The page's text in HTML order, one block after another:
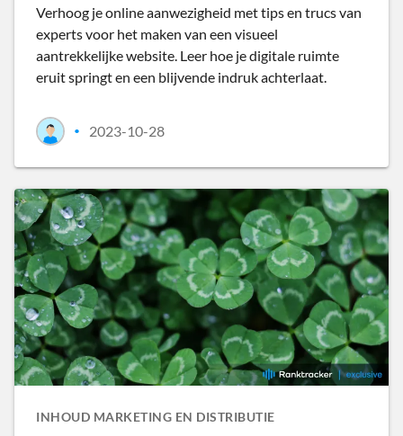
Verhoog je online aanwezigheid met tips en trucs van
experts voor het maken van een visueel
aantrekkelijke website. Leer hoe je digitale ruimte
eruit springt en een blijvende indruk achterlaat.
• 2023-10-28
INHOUD MARKETING EN DISTRIBUTIE